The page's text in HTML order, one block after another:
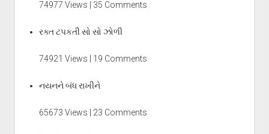
74977 Views | 35 Comments
રક્ત ટપકતી સો સો ઝોળી
74921 Views | 19 Comments
નયનને બંધ રાખીને
65673 Views | 23 Comments